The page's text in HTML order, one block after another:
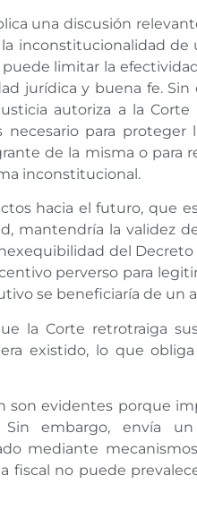
una discusión
la inconstitucionalidad
limitar la
jurídica y buena fe.
autoriza a la
necesario para
de la misma o para
inconstitucional.
hacia el futuro, que
mantendría la validez
del
perverso para
se beneficiaría de un
la Corte retrotraiga
existido, lo que
son evidentes porque
embargo, envía
mediante
fiscal no puede